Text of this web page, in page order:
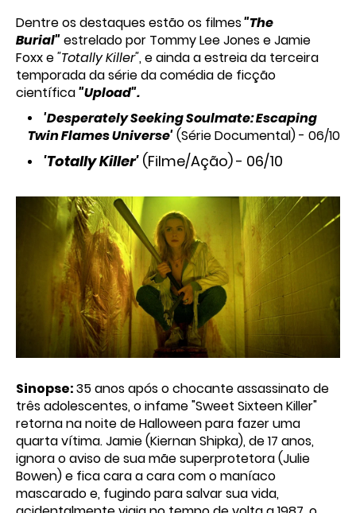
Dentre os destaques estão os filmes"The
Burial"estrelado por Tommy Lee Jones e Jamie
Foxx e"Totally Killer", e ainda a estreia da terceira
temporada da série da comédia de ficção
científica"Upload".
'Desperately Seeking Soulmate: Escaping
Twin Flames Universe'(Série Documental) - 06/10
'Totally Killer' (Filme/Ação) - 06/10
Sinopse:35 anos após o chocante assassinato de
três adolescentes, o infame "Sweet Sixteen Killer"
retorna na noite de Halloween para fazer uma
quarta vítima. Jamie (Kiernan Shipka), de 17 anos,
ignora o aviso de sua mãe superprotetora (Julie
Bowen) e fica cara a cara com o maníaco
mascarado e, fugindo para salvar sua vida,